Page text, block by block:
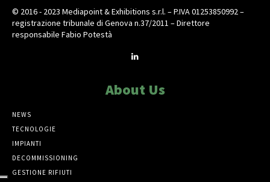
© 2016 - 2023 Mediapoint & Exhibitions s.r.l. – P.IVA 01253850992 –
registrazione tribunale di Genova n.37/2011 – Direttore
responsabile Fabio Potestà
About Us
NEWS
TECNOLOGIE
IMPIANTI
DECOMMISSIONING
GESTIONE RIFIUTI